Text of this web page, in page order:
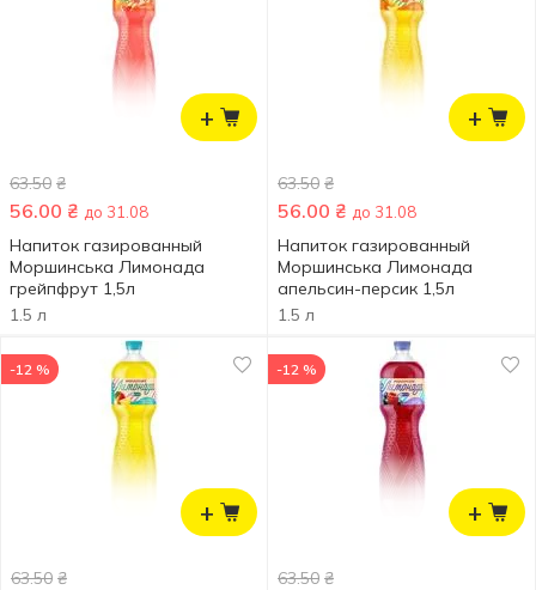
+
63.50 ₴
56.00 ₴ до 31.08
Напиток газированный
Моршинська Лимонада
грейпфрут 1,5л
1.5 л
+
63.50 ₴
56.00 ₴ до 31.08
Напиток газированный
Моршинська Лимонада
апельсин-персик 1,5л
1.5 л
+
-12 %
63.50 ₴
+
-12 %
63.50 ₴